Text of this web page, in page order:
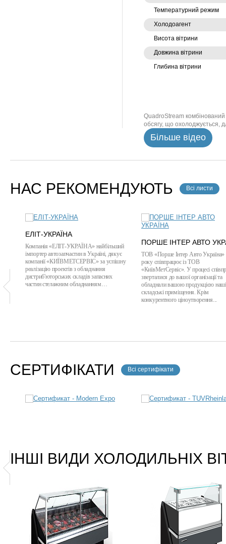
Температурний режим
Холодоагент
Висота вітрини
Довжина вітрини
Глибина вітрини
QuadroStream комбінований
обсягу, що охолоджується,
Більше відео
НАС РЕКОМЕНДУЮТЬ Всі листи
ЕЛІТ-УКРАЇНА
Компанія «ЕЛІТ-УКРАЇНА» найбільший
імпортер автозапчастин в Україні, дякує
компанії «КИЇВМЕТСЕРВІС» за успішну
реалізацію проектів з обладнання
дистриб'юторських складів запасних
частин стелажним обладнанням…
ПОРШЕ ІНТЕР АВТО
ТОВ «Порше Інтер Авто Україна»
року співпрацює із ТОВ
«КиївМетСервіс». У процесі
зверталися до вашої організації та
обладнали вашою продукцією наші
складські приміщення. Крім
конкурентного ціноутворення...
СЕРТИФІКАТИ Всі сертифікати
ІНШІ ВИДИ ХОЛОДИЛЬНІХ